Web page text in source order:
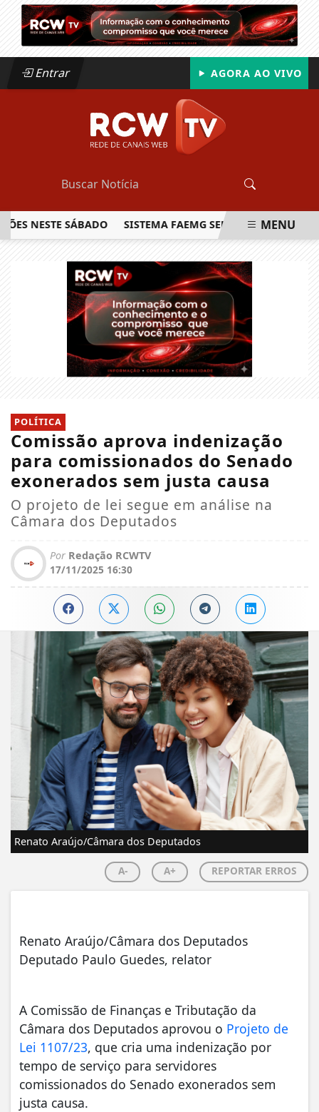
Entrar AGORA AO VIVO
SÁBADO SISTEMA FAEMG SENAR LANÇA OMENU
POLÍTICA
Comissão aprova indenização
para comissionados do Senado
exonerados sem justa causa
O projeto de lei segue em análise na
Câmara dos Deputados
Por Redação RCWTV
17/11/2025 16:30
Renato Araújo/Câmara dos Deputados
A- A+ REPORTAR ERROS
Renato Araújo/Câmara dos Deputados
Deputado Paulo Guedes, relator
A Comissão de Finanças e Tributação da
Câmara dos Deputados aprovou o Projeto de
Lei 1107/23, que cria uma indenização por
tempo de serviço para servidores
comissionados do Senado exonerados sem
justa causa.